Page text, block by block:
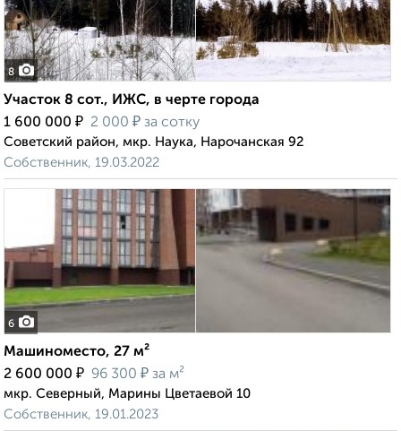
8
Участок 8 сот., ИЖС, в черте города
1 600 000 ₽ 2 000 ₽ за сотку
Советский район, мкр. Наука, Нарочанская 92
Собственник, 19.03.2022
6
Машиноместо, 27 м²
2 600 000 ₽ 96 300 ₽ за м²
мкр. Северный, Марины Цветаевой 10
Собственник, 19.01.2023